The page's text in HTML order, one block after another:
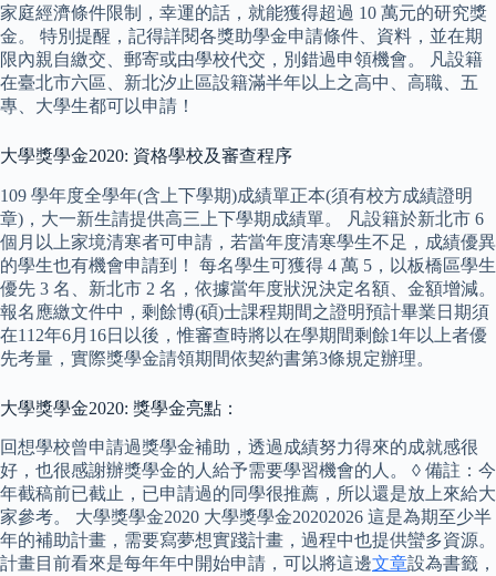
家庭經濟條件限制，幸運的話，就能獲得超過 10 萬元的研究獎
金。 特別提醒，記得詳閱各獎助學金申請條件、資料，並在期
限內親自繳交、郵寄或由學校代交，別錯過申領機會。 凡設籍
在臺北市六區、新北汐止區設籍滿半年以上之高中、高職、五
專、大學生都可以申請！
大學獎學金2020: 資格學校及審查程序
109 學年度全學年(含上下學期)成績單正本(須有校方成績證明
章)，大一新生請提供高三上下學期成績單。 凡設籍於新北市 6
個月以上家境清寒者可申請，若當年度清寒學生不足，成績優異
的學生也有機會申請到！ 每名學生可獲得 4 萬 5，以板橋區學生
優先 3 名、新北市 2 名，依據當年度狀況決定名額、金額增減。
報名應繳文件中，剩餘博(碩)士課程期間之證明預計畢業日期須
在112年6月16日以後，惟審查時將以在學期間剩餘1年以上者優
先考量，實際獎學金請領期間依契約書第3條規定辦理。
大學獎學金2020: 獎學金亮點：
回想學校曾申請過獎學金補助，透過成績努力得來的成就感很
好，也很感謝辦獎學金的人給予需要學習機會的人。 ◊ 備註：今
年截稿前已截止，已申請過的同學很推薦，所以還是放上來給大
家參考。 大學獎學金2020 大學獎學金20202026 這是為期至少半
年的補助計畫，需要寫夢想實踐計畫，過程中也提供蠻多資源。
計畫目前看來是每年年中開始申請，可以將這邊文章設為書籤，